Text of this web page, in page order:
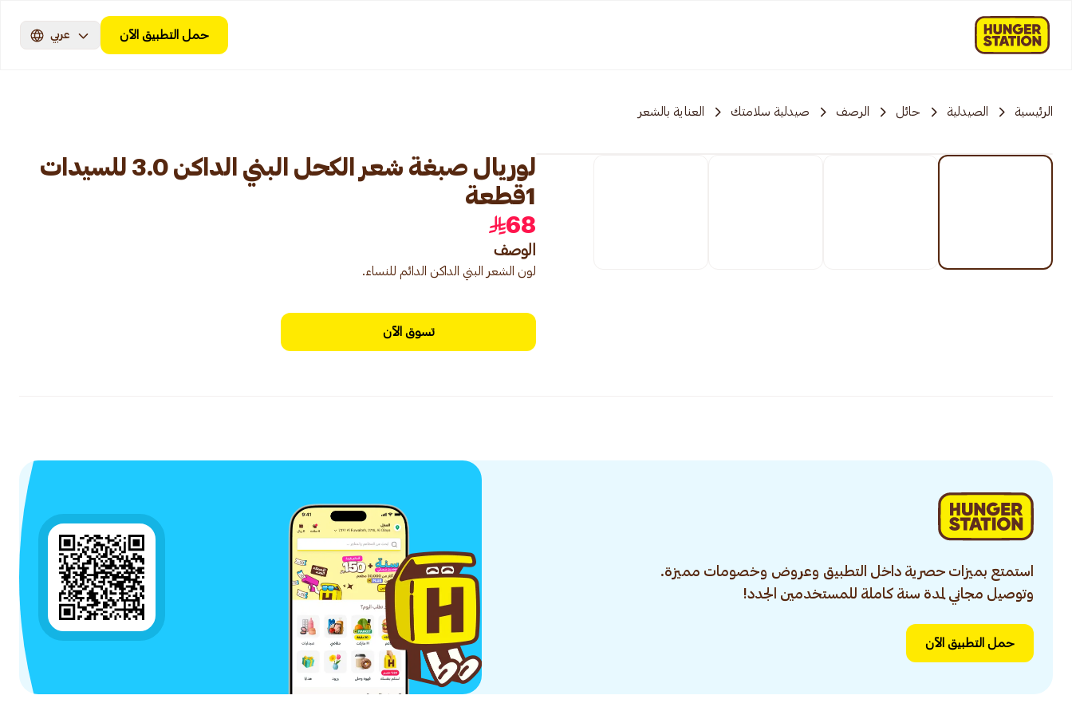
حمل التطبيق الآن عربي
الرئيسية الصيدلية حائل الرصف صيدلية سلامتك العناية بالشعر
لوريال صبغة شعر الكحل البني الداكن 3.0 للسيدات
1قطعة
68
الوصف
لون الشعر البني الداكن الدائم للنساء.
تسوق الآن
استمتع بميزات حصرية داخل التطبيق وعروض وخصومات مميزة.
وتوصيل مجاني لمدة سنة كاملة للمستخدمين الجدد!
حمل التطبيق الآن